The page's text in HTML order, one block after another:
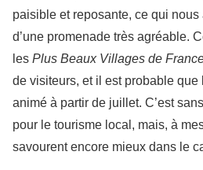
paisible et reposante, ce qui
d’une promenade très agréable.
les Plus Beaux Villages de
de visiteurs, et il est probable
animé à partir de juillet. C’est
pour le tourisme local, mais, à
savourent encore mieux dans le